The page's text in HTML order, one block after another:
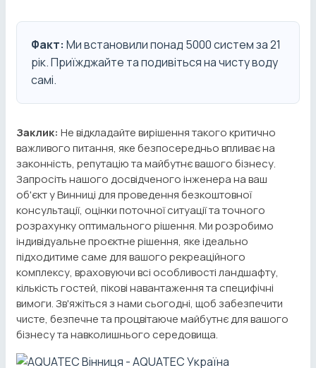
Факт: Ми встановили понад 5000 систем за 21
рік. Приїжджайте та подивіться на чисту воду
самі.
Заклик: Не відкладайте вирішення такого критично
важливого питання, яке безпосередньо впливає на
законність, репутацію та майбутнє вашого бізнесу.
Запросіть нашого досвідченого інженера на ваш
об'єкт у Винниці для проведення безкоштовної
консультації, оцінки поточної ситуації та точного
розрахунку оптимального рішення. Ми розробимо
індивідуальне проєктне рішення, яке ідеально
підходитиме саме для вашого рекреаційного
комплексу, враховуючи всі особливості ландшафту,
кількість гостей, пікові навантаження та специфічні
вимоги. Зв'яжіться з нами сьогодні, щоб забезпечити
чисте, безпечне та процвітаюче майбутнє для вашого
бізнесу та навколишнього середовища.